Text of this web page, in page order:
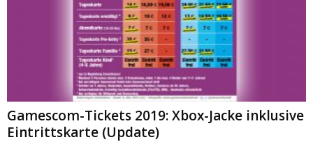
Gamescom-Tickets 2019: Xbox-Jacke inklusive
Eintrittskarte (Update)